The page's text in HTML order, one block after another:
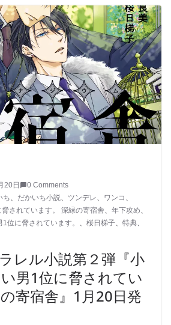
20日
0 Comments
ち、 だかいち小説、 ツンデレ、 ワンコ 、
されています。 深緑の寄宿舎、 年下攻め、
位に脅されています。 、 桜日梯子、 特典、
レル小説第２弾『小
男1位に脅されてい
寄宿舎』1月20日発